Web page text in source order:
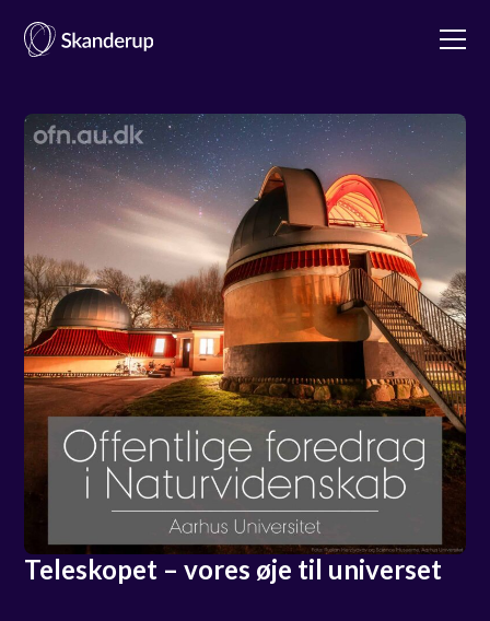
Teleskopet – vores øje til universet